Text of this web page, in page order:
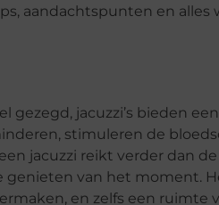
aandachtspunten en
gezegd, jacuzzi’s bieden
stimuleren de
jacuzzi reikt verder dan
genieten van het moment.
en zelfs een ruimte